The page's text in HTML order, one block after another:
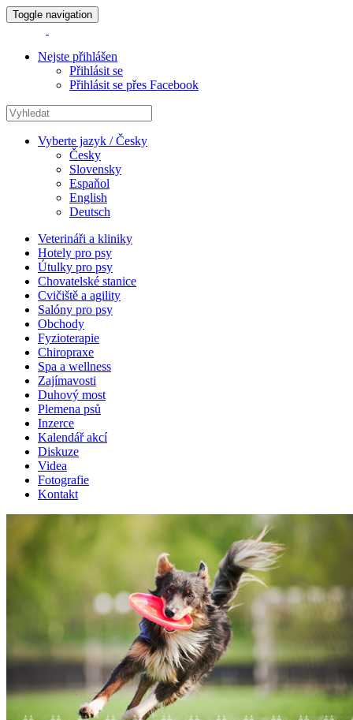
Toggle navigation
Nejste přihlášen
Přihlásit se
Přihlásit se přes Facebook
Vyberte jazyk / Česky
Česky
Slovensky
Espaňol
English
Deutsch
Veterináři a kliniky
Hotely pro psy
Útulky pro psy
Chovatelské stanice
Cvičiště a agility
Salóny pro psy
Obchody
Fyzioterapie
Chiropraxe
Spa a wellness
Zajímavosti
Duhový most
Plemena psů
Inzerce
Kalendář akcí
Diskuze
Videa
Fotografie
Kontakt